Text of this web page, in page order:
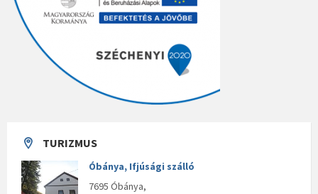
TURIZMUS
Óbánya, Ifjúsági szálló
7695 Óbánya,